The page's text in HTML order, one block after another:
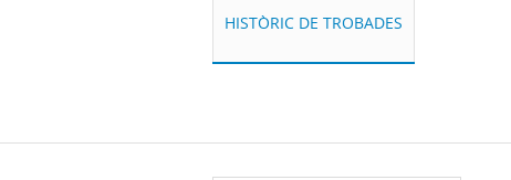
HISTÒRIC DE TROBADES